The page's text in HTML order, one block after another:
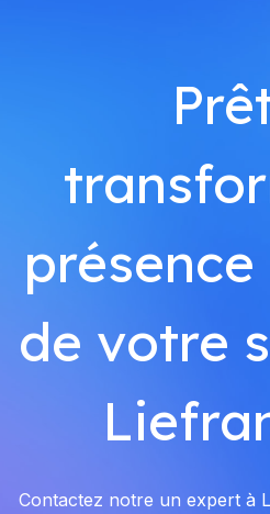
de votre
Contactez notre un expert à